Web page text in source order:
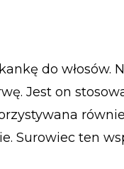
do włosów.
Jest on
Surowiec ten